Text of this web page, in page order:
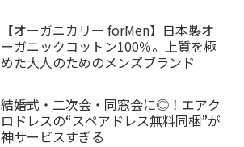
【オーガニカリー forMen】日本製オ
ーガニックコットン100％。上質を極
めた大人のためのメンズブランド
結婚式・二次会・同窓会に◎！エアク
ロドレスの“スペアドレス無料同梱”が
神サービスすぎる